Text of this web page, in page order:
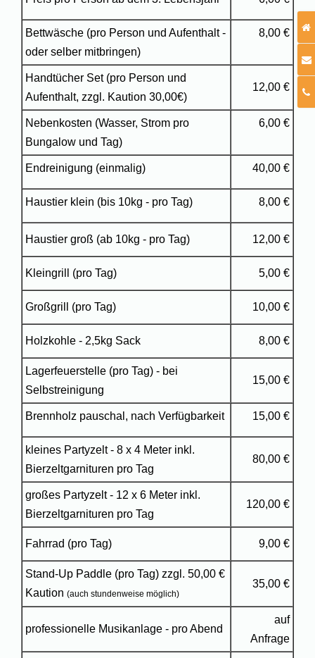
Bettwäsche (pro Person und Aufenthalt -
oder selber mitbringen)
8,00 €
Handtücher Set (pro Person und
Aufenthalt, zzgl. Kaution 30,00€)
12,00 €
Nebenkosten (Wasser, Strom pro
Bungalow und Tag)
6,00 €
Endreinigung (einmalig) 40,00 €
Haustier klein (bis 10kg - pro Tag) 8,00 €
Haustier groß (ab 10kg - pro Tag) 12,00 €
Kleingrill (pro Tag) 5,00 €
Großgrill (pro Tag) 10,00 €
Holzkohle - 2,5kg Sack 8,00 €
Lagerfeuerstelle (pro Tag) - bei
Selbstreinigung
15,00 €
Brennholz pauschal, nach Verfügbarkeit 15,00 €
kleines Partyzelt - 8 x 4 Meter inkl.
Bierzeltgarnituren pro Tag
80,00 €
großes Partyzelt - 12 x 6 Meter inkl.
Bierzeltgarnituren pro Tag
120,00 €
Fahrrad (pro Tag) 9,00 €
Stand-Up Paddle (pro Tag) zzgl. 50,00 €
Kaution (auch stundenweise möglich)
35,00 €
professionelle Musikanlage - pro Abend
auf
Anfrage